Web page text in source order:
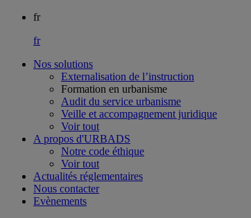
fr
fr
Nos solutions
Externalisation de l’instruction
Formation en urbanisme
Audit du service urbanisme
Veille et accompagnement juridique
Voir tout
A propos d'URBADS
Notre code éthique
Voir tout
Actualités réglementaires
Nous contacter
Evènements